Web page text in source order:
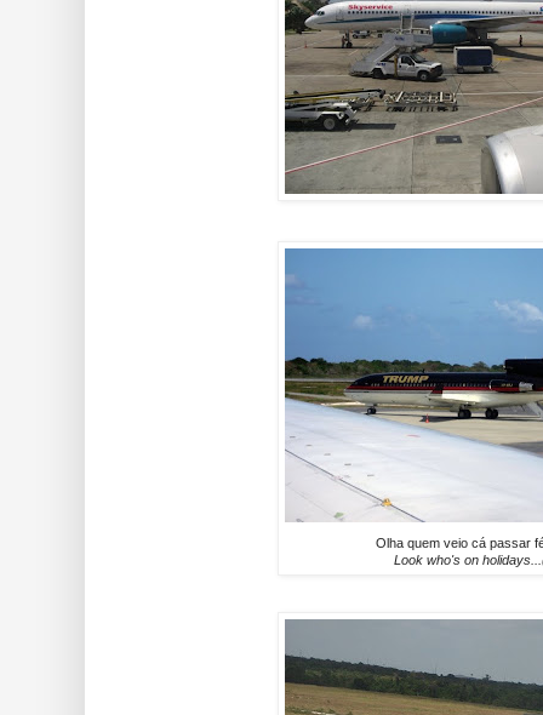
Olha quem veio cá passar
Look who's on